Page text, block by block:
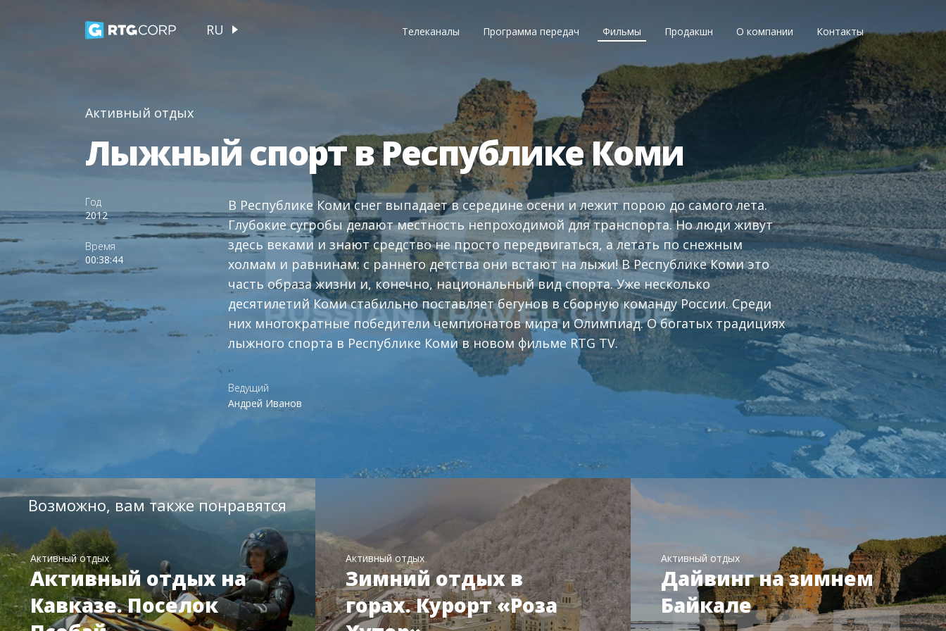
RU Телеканалы Программа передач Фильмы Продакшн О компании Контакты
Активный отдых
Лыжный спорт в Республике Коми
Год
2012
Время
00:38:44
В Республике Коми снег выпадает в середине осени и лежит порою до самого лета.
Глубокие сугробы делают местность непроходимой для транспорта. Но люди живут
здесь веками и знают средство не просто передвигаться, а летать по снежным
холмам и равнинам: с раннего детства они встают на лыжи! В Республике Коми это
часть образа жизни и, конечно, национальный вид спорта. Уже несколько
десятилетий Коми стабильно поставляет бегунов в сборную команду России. Среди
них многократные победители чемпионатов мира и Олимпиад. О богатых традициях
лыжного спорта в Республике Коми в новом фильме RTG TV.
Ведущий
Андрей Иванов
Возможно, вам также понравятся
Активный отдых
Активный отдых на
Кавказе. Поселок
Активный отдых
Зимний отдых в
горах. Курорт «Роза
Активный отдых
Дайвинг на зимнем
Байкале